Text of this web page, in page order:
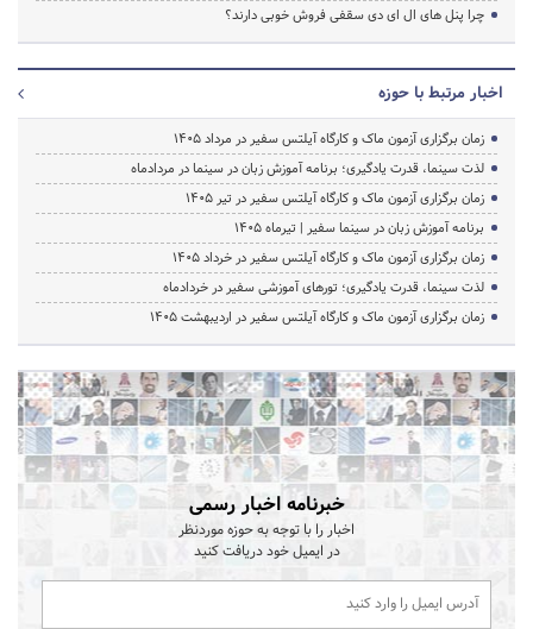
چرا پنل های ال ای دی سقفی فروش خوبی دارند؟
اخبار مرتبط با حوزه
زمان برگزاری آزمون ماک و کارگاه آیلتس سفیر در مرداد 1405
لذت سینما، قدرت یادگیری؛ برنامه آموزش زبان در سینما در مردادماه
زمان برگزاری آزمون ماک و کارگاه آیلتس سفیر در تیر 1405
برنامه آموزش زبان در سینما سفیر | تیرماه ۱۴۰۵
زمان برگزاری آزمون ماک و کارگاه آیلتس سفیر در خرداد 1405
لذت سینما، قدرت یادگیری؛ تورهای آموزشی سفیر در خردادماه
زمان برگزاری آزمون ماک و کارگاه آیلتس سفیر در اردیبهشت 1405
خبرنامه اخبار رسمی
اخبار را با توجه به حوزه موردنظر
در ایمیل خود دریافت کنید